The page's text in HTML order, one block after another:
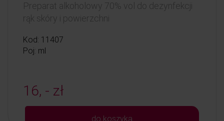
Preparat alkoholowy 70% vol do dezynfekcji
rąk skóry i powierzchni
Kod: 11407
Poj: ml
16, - zł
do koszyka